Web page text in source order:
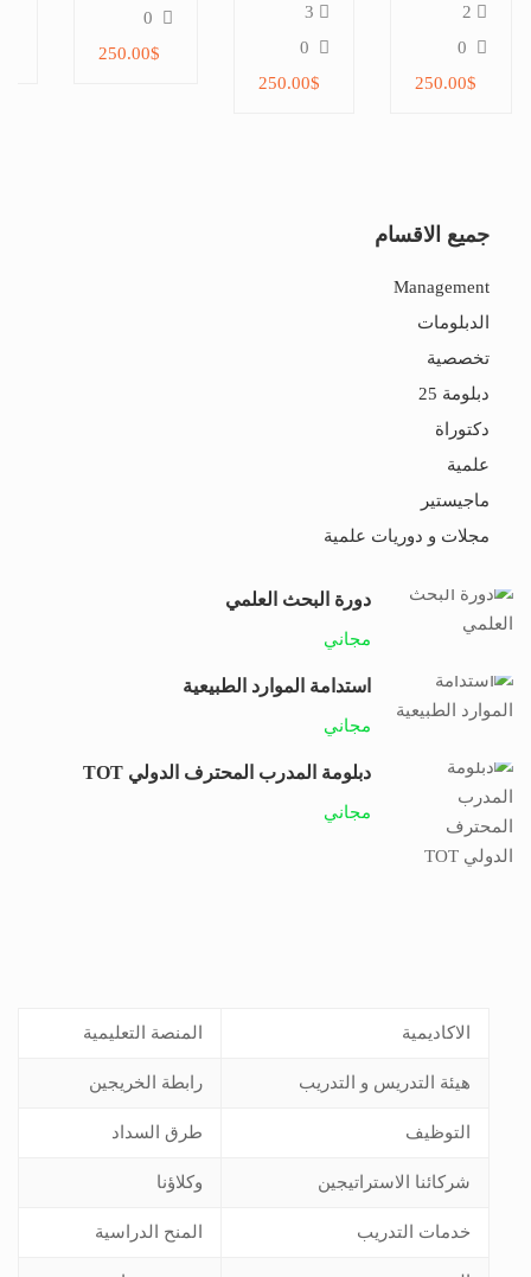
التحول
الرقمي
والحوكمة
2
250.00$
الأسنان
التجميلي
3
250.00$
المجال
الرياضي
250.00$
جميع الاقسام
Management
الدبلومات
تخصصية
دبلومة 25
دكتوراة
علمية
ماجيستير
مجلات و دوريات علمية
دورة البحث العلمي
مجاني
استدامة الموارد الطبيعية
مجاني
دبلومة المدرب المحترف الدولي TOT
مجاني
الاكاديمية المنصة التعليمية
هيئة التدريس و التدريب رابطة الخريجين
التوظيف طرق السداد
شركائنا الاستراتيجين وكلاؤنا
خدمات التدريب المنح الدراسية